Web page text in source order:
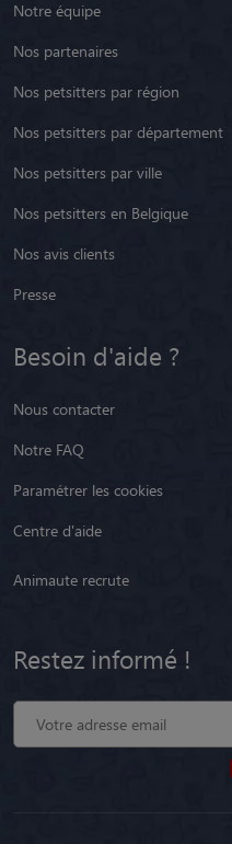
Notre équipe
Nos partenaires
Nos petsitters par région
Nos petsitters par département
Nos petsitters par ville
Nos petsitters en Belgique
Nos avis clients
Presse
Besoin d'aide ?
Nous contacter
Notre FAQ
Paramétrer les cookies
Centre d'aide
Animaute recrute
Restez informé !